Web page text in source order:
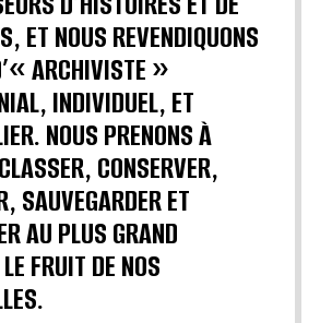
ET NOUS REVENDIQUONS
ARCHIVISTE »
INDIVIDUEL, ET
NOUS PRENONS À
CONSERVER,
SAUVEGARDER ET
AU PLUS GRAND
FRUIT DE NOS